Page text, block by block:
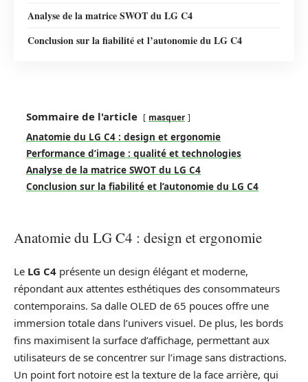
Analyse de la matrice SWOT du LG C4
Conclusion sur la fiabilité et l’autonomie du LG C4
Sommaire de l'article masquer
Anatomie du LG C4 : design et ergonomie
Performance d’image : qualité et technologies
Analyse de la matrice SWOT du LG C4
Conclusion sur la fiabilité et l’autonomie du LG C4
Anatomie du LG C4 : design et ergonomie
Le LG C4 présente un design élégant et moderne,
répondant aux attentes esthétiques des consommateurs
contemporains. Sa dalle OLED de 65 pouces offre une
immersion totale dans l’univers visuel. De plus, les bords
fins maximisent la surface d’affichage, permettant aux
utilisateurs de se concentrer sur l’image sans distractions.
Un point fort notoire est la texture de la face arrière, qui